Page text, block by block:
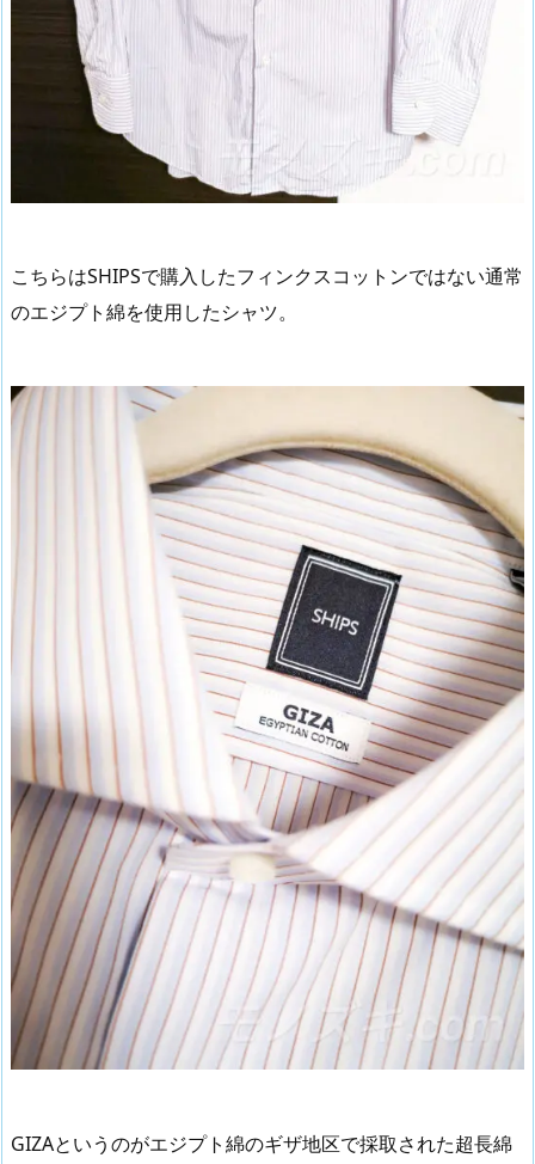
こちらはSHIPSで購入したフィンクスコットンではない通常
のエジプト綿を使用したシャツ。
GIZAというのがエジプト綿のギザ地区で採取された超長綿